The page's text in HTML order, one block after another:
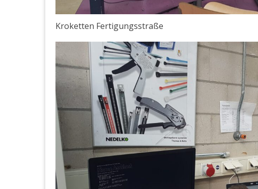
Kroketten Fertigungsstraße